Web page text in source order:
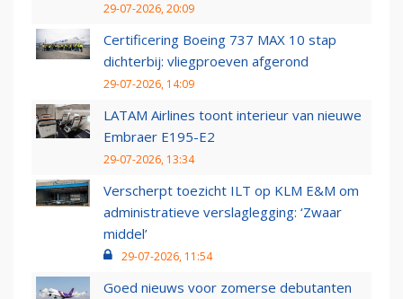
29-07-2026, 20:09
Certificering Boeing 737 MAX 10 stap
dichterbij: vliegproeven afgerond
29-07-2026, 14:09
LATAM Airlines toont interieur van nieuwe
Embraer E195-E2
29-07-2026, 13:34
Verscherpt toezicht ILT op KLM E&M om
administratieve verslaglegging: ‘Zwaar
middel’
29-07-2026, 11:54
Goed nieuws voor zomerse debutanten